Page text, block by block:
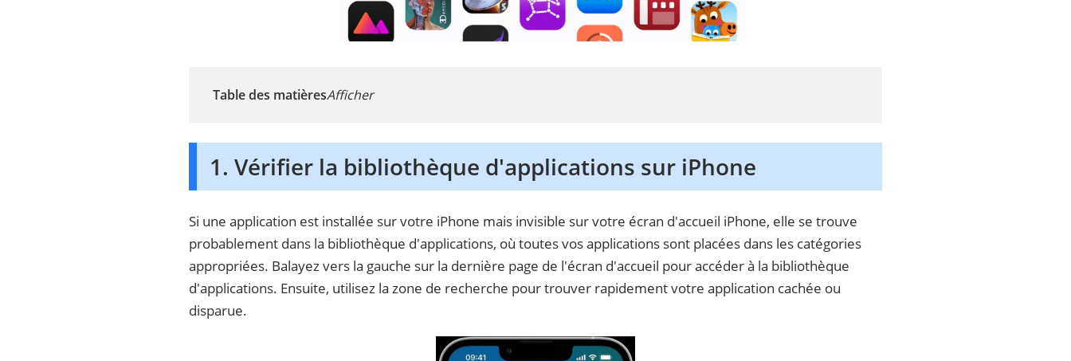
Table des matièresAfficher
1. Vérifier la bibliothèque d'applications sur iPhone
Si une application est installée sur votre iPhone mais invisible sur votre écran d'accueil iPhone, elle se trouve
probablement dans la bibliothèque d'applications, où toutes vos applications sont placées dans les catégories
appropriées. Balayez vers la gauche sur la dernière page de l'écran d'accueil pour accéder à la bibliothèque
d'applications. Ensuite, utilisez la zone de recherche pour trouver rapidement votre application cachée ou
disparue.